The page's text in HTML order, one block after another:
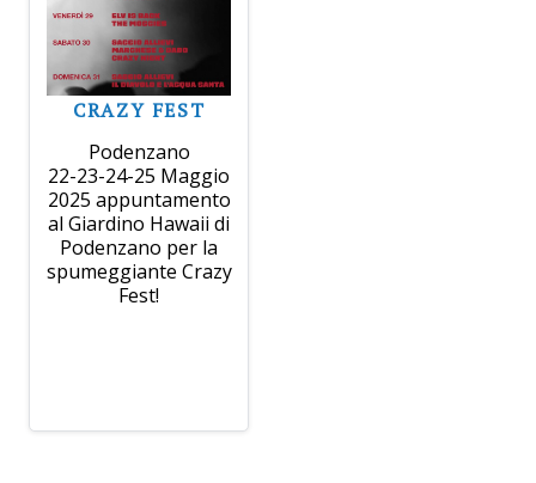
CRAZY FEST
Podenzano
22-23-24-25 Maggio
2025 appuntamento
al Giardino Hawaii di
Podenzano per la
spumeggiante Crazy
Fest!